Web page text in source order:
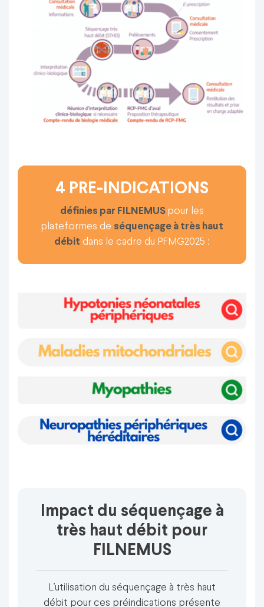
4 PRE-INDICATIONS
définies par FILNEMUS pour les
plateformes de séquençage à très haut
débit dans le cadre du PFMG2025 :
Impact du séquençage à
très haut débit pour
FILNEMUS
L’utilisation du séquençage à très haut
débit pour ces préindications présente